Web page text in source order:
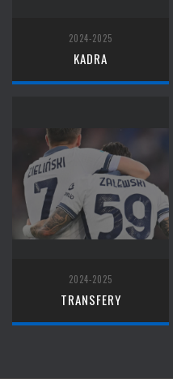
2024-2025
KADRA
2024-2025
TRANSFERY